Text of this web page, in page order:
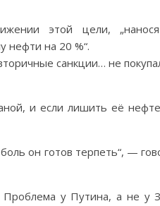
этой цели,
нефти на 20 %“.
санкции… не
и если лишить её
он готов терпеть“, —
у Путина, а не у